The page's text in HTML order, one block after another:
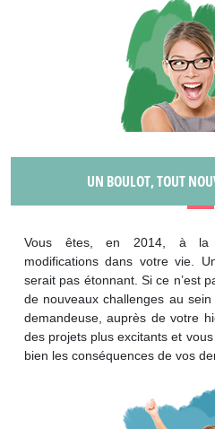
UN BOULOT, TOUT
Vous êtes, en 2014, à la
modifications dans votre vie.
serait pas étonnant. Si ce n’est
de nouveaux challenges au
demandeuse, auprès de votre
des projets plus excitants et
bien les conséquences de vos